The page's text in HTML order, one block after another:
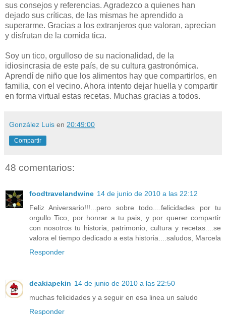
sus consejos y referencias. Agradezco a quienes han
dejado sus críticas, de las mismas he aprendido a
superarme. Gracias a los extranjeros que valoran, aprecian
y disfrutan de la comida tica.
Soy un tico, orgulloso de su nacionalidad, de la
idiosincrasia de este país, de su cultura gastronómica.
Aprendí de niño que los alimentos hay que compartirlos, en
familia, con el vecino. Ahora intento dejar huella y compartir
en forma virtual estas recetas. Muchas gracias a todos.
González Luis en 20:49:00
Compartir
48 comentarios:
foodtravelandwine 14 de junio de 2010 a las 22:12
Feliz Aniversario!!!...pero sobre todo....felicidades por tu
orgullo Tico, por honrar a tu pais, y por querer compartir
con nosotros tu historia, patrimonio, cultura y recetas....se
valora el tiempo dedicado a esta historia....saludos, Marcela
Responder
deakiapekin 14 de junio de 2010 a las 22:50
muchas felicidades y a seguir en esa linea un saludo
Responder